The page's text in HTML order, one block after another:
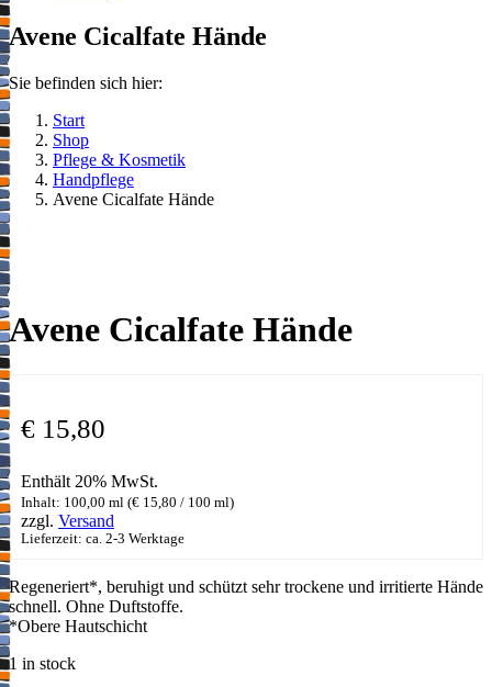
Avene Cicalfate Hände
Sie befinden sich hier:
Start
Shop
Pflege & Kosmetik
Handpflege
Avene Cicalfate Hände
Avene Cicalfate Hände
€ 15,80
Enthält 20% MwSt.
Inhalt: 100,00 ml (€ 15,80 / 100 ml)
zzgl. Versand
Lieferzeit: ca. 2-3 Werktage
Regeneriert*, beruhigt und schützt sehr trockene und irritierte Hände
schnell. Ohne Duftstoffe.
*Obere Hautschicht
1 in stock